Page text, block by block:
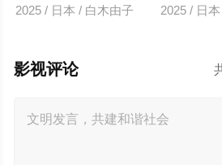
2025 / 日本 / 白木由子 2025 / 日
影视评论